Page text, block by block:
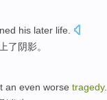
his later life.
了阴影。
an even worse tragedy.